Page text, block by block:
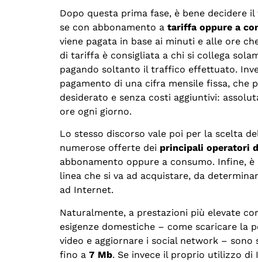
Dopo questa prima fase, è bene decidere
se con abbonamento a tariffa oppure a
viene pagata in base ai minuti e alle ore
di tariffa è consigliata a chi si collega
pagando soltanto il traffico effettuato.
pagamento di una cifra mensile fissa,
desiderato e senza costi aggiuntivi:
ore ogni giorno.
Lo stesso discorso vale poi per la scelta
numerose offerte dei principali operatori
abbonamento oppure a consumo. Infine,
linea che si va ad acquistare, da
ad Internet.
Naturalmente, a prestazioni più elevate
esigenze domestiche – come scaricare la
video e aggiornare i social network –
fino a 7 Mb. Se invece il proprio utilizzo di